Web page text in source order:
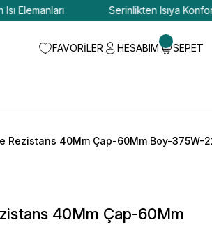
Serinlikten Isıya Konfor
FAVORİLER HESABIM SEPET
Rezistans 40Mm Çap-60Mm Boy-375W-
40Mm Çap-60Mm